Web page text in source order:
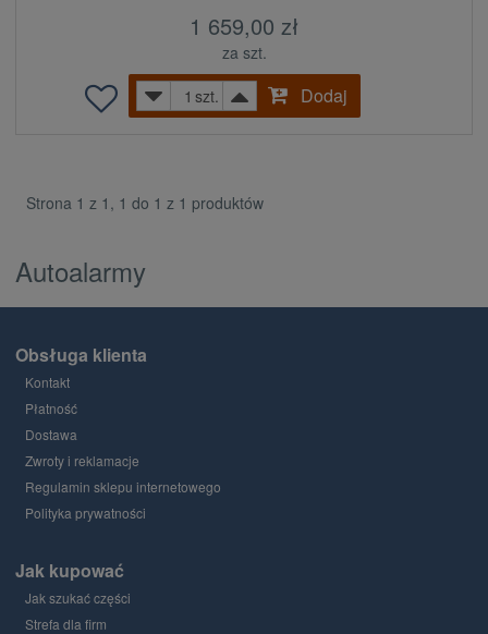
1 659,00 zł
za szt.
szt.
Dodaj
Strona 1 z 1, 1 do 1 z 1 produktów
Autoalarmy
Obsługa klienta
Kontakt
Płatność
Dostawa
Zwroty i reklamacje
Regulamin sklepu internetowego
Polityka prywatności
Jak kupować
Jak szukać części
Strefa dla firm